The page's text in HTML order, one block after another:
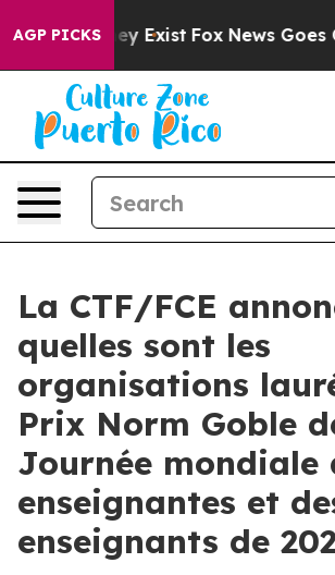
AGP PICKS
They Exist Fox News Goes Quiet
La CTF/FCE
quelles sont les
organisations
Prix Norm Goble
Journée mondiale
enseignantes et
enseignants de